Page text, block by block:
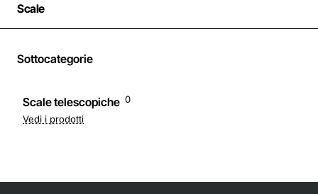
Scale
Sottocategorie
Scale telescopiche 0
Vedi i prodotti